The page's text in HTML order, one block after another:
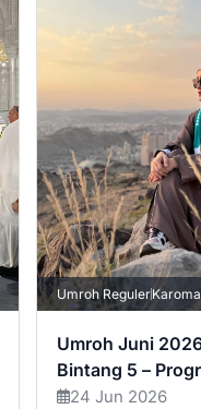
Umroh Reguler
Umroh Juni
Bintang 5 –
24 Jun 2026